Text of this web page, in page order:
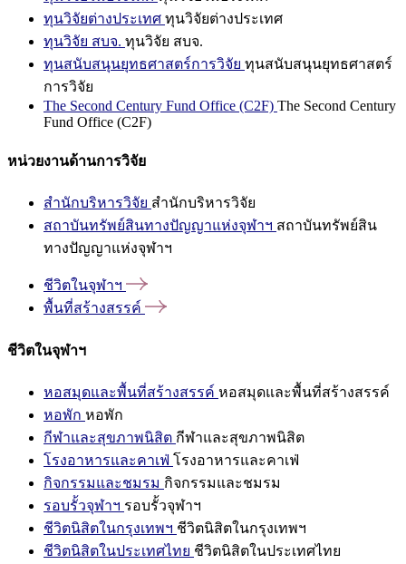
ทุนวิจัยต่างประเทศ ทุนวิจัยต่างประเทศ
ทุนวิจัย สบจ. ทุนวิจัย สบจ.
ทุนสนับสนุนยุทธศาสตร์การวิจัย ทุนสนับสนุนยุทธศาสตร์
การวิจัย
The Second Century Fund Office (C2F) The Second Century
Fund Office (C2F)
หน่วยงานด้านการวิจัย
สำนักบริหารวิจัย สำนักบริหารวิจัย
สถาบันทรัพย์สินทางปัญญาแห่งจุฬาฯ สถาบันทรัพย์สิน
ทางปัญญาแห่งจุฬาฯ
ชีวิตในจุฬาฯ
พื้นที่สร้างสรรค์
ชีวิตในจุฬาฯ
หอสมุดและพื้นที่สร้างสรรค์ หอสมุดและพื้นที่สร้างสรรค์
หอพัก หอพัก
กีฬาและสุขภาพนิสิต กีฬาและสุขภาพนิสิต
โรงอาหารและคาเฟ่ โรงอาหารและคาเฟ่
กิจกรรมและชมรม กิจกรรมและชมรม
รอบรั้วจุฬาฯ รอบรั้วจุฬาฯ
ชีวิตนิสิตในกรุงเทพฯ ชีวิตนิสิตในกรุงเทพฯ
ชีวิตนิสิตในประเทศไทย ชีวิตนิสิตในประเทศไทย